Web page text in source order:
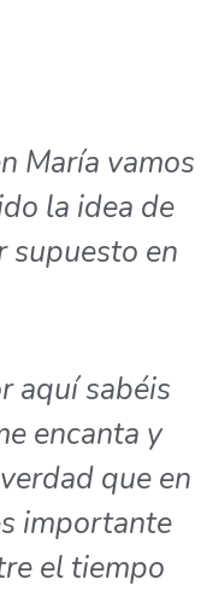
María vamos
la idea de
supuesto en
aquí sabéis
encanta y
que en
importante
el tiempo